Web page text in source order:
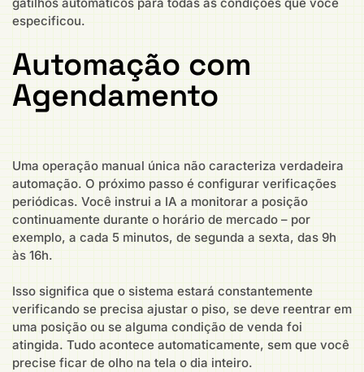
especificou.
Automação com
Agendamento
Uma operação manual única não caracteriza verdadeira
automação. O próximo passo é configurar verificações
periódicas. Você instrui a IA a monitorar a posição
continuamente durante o horário de mercado – por
exemplo, a cada 5 minutos, de segunda a sexta, das 9h
às 16h.
Isso significa que o sistema estará constantemente
verificando se precisa ajustar o piso, se deve reentrar em
uma posição ou se alguma condição de venda foi
atingida. Tudo acontece automaticamente, sem que você
precise ficar de olho na tela o dia inteiro.